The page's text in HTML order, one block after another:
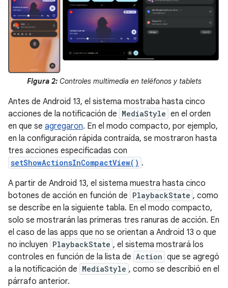
Figura 2: Controles multimedia en teléfonos y tablets
Antes de Android 13, el sistema mostraba hasta cinco
acciones de la notificación de MediaStyle en el orden
en que se agregaron. En el modo compacto, por ejemplo,
en la configuración rápida contraída, se mostraron hasta
tres acciones especificadas con
setShowActionsInCompactView() .
A partir de Android 13, el sistema muestra hasta cinco
botones de acción en función de PlaybackState , como
se describe en la siguiente tabla. En el modo compacto,
solo se mostrarán las primeras tres ranuras de acción. En
el caso de las apps que no se orientan a Android 13 o que
no incluyen PlaybackState , el sistema mostrará los
controles en función de la lista de Action que se agregó
a la notificación de MediaStyle , como se describió en el
párrafo anterior.